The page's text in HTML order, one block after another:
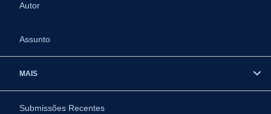
Autor
Assunto
MAIS
Submissões Recentes